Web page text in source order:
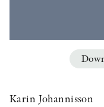
Karin Johannisson